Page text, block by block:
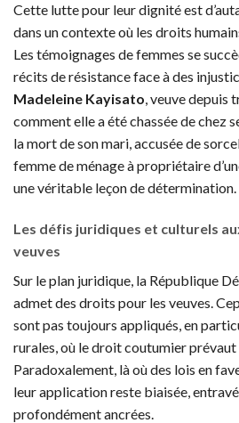
Cette lutte pour leur dignité est
dans un contexte où les droits
Les témoignages de femmes se
récits de résistance face à des
Madeleine Kayisato, veuve depuis
comment elle a été chassée de chez
la mort de son mari, accusée de
femme de ménage à propriétaire
une véritable leçon de détermination.
Les défis juridiques et culturels
veuves
Sur le plan juridique, la République
admet des droits pour les veuves.
sont pas toujours appliqués, en
rurales, où le droit coutumier
Paradoxalement, là où des lois en
leur application reste biaisée,
profondément ancrées.